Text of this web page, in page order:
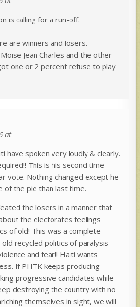
is calling for a run-off.
are winners and losers.
Jean Charles and the other
one or 2 percent refuse to play
at
have spoken very loudly & clearly.
This is his second time
vote. Nothing changed except he
of the pie than last time.
the losers in a manner that
the electorates feelings
of old! This was a complete
recycled politics of paralysis
and fear!! Haiti wants
If PHTK keeps producing
progressive candidates while
destroying the country with no
themselves in sight, we will